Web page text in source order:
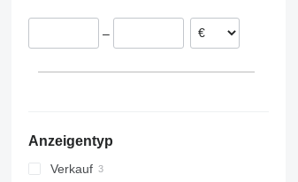
–
Anzeigentyp
Verkauf